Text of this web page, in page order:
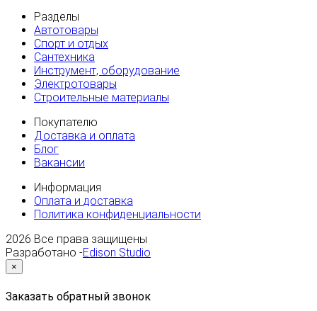
Разделы
Автотовары
Спорт и отдых
Сантехника
Инструмент, оборудование
Электротовары
Строительные материалы
Покупателю
Доставка и оплата
Блог
Вакансии
Информация
Оплата и доставка
Политика конфиденциальности
2026 Все права защищены
Разработано -Edison Studio
×
Заказать обратный звонок